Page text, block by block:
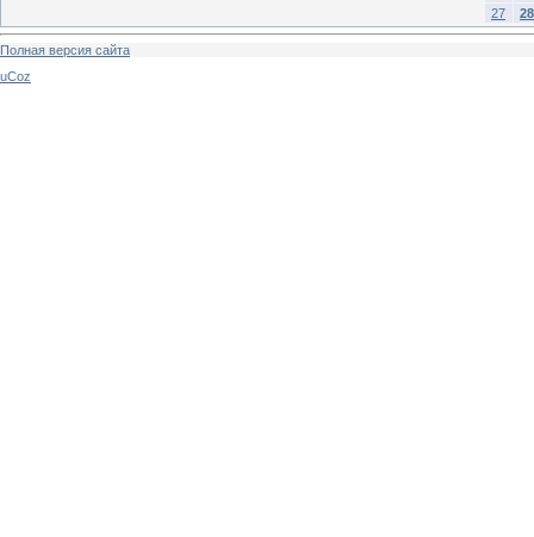
27
28
Полная версия сайта
uCoz